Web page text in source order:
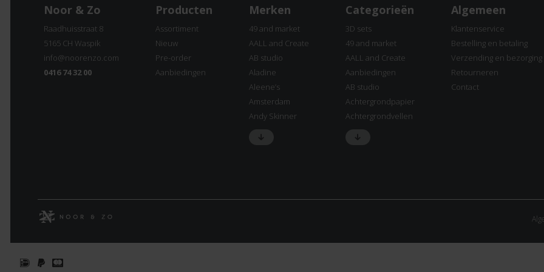
Noor & Zo
Raadhuisstraat 8
5165 CH Waspik
info@noorenzo.com
0416 74 32 00
Producten
Assortiment
Nieuw
Pre-order
Aanbiedingen
Merken
49 and market
AALL and Create
AB studio
Aladine
Aleene’s
Amsterdam
Andy Skinner
Categorieën
3D sets
49 and market
AALL and Create
Aanbiedingen
AB studio
Achtergrondpapier
Achtergrondvellen
Algemeen
Klantenservice
Bestelling en betaling
Verzending en bezorging
Retourneren
Contact